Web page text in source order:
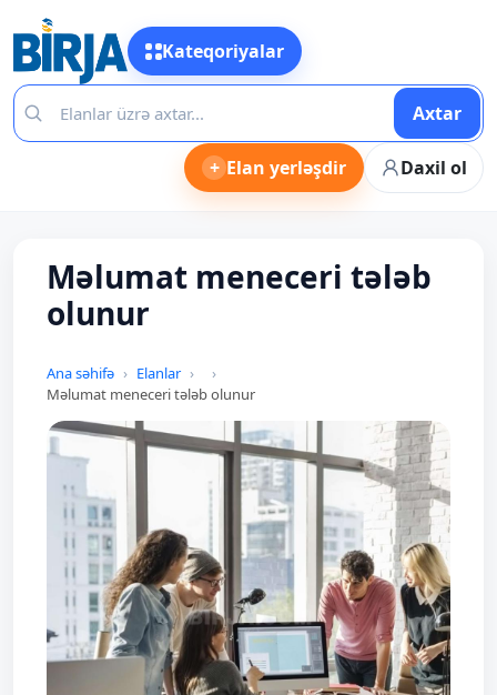
Kateqoriyalar
Axtar
+ Elan yerləşdir Daxil ol
Məlumat meneceri tələb
olunur
Ana səhifə
Elanlar
Məlumat meneceri tələb olunur